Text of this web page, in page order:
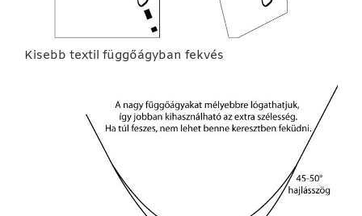
Kisebb textil függőágyban fekvés